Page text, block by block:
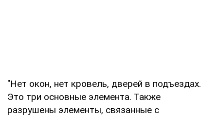
"Нет окон, нет кровель, дверей в подъездах.
Это три основные элемента. Также
разрушены элементы, связанные с